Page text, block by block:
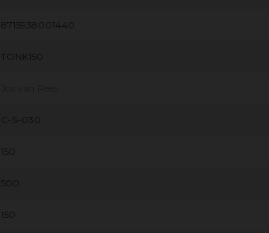
8715938001440
TONK150
C-S-030
150
500
150